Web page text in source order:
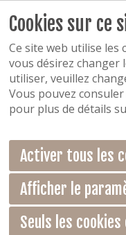
Cookies sur ce
Ce site web utilise
vous désirez changer
utiliser, veuillez
Vous pouvez
pour plus de détails
Activer tous les
Afficher le
Seuls les